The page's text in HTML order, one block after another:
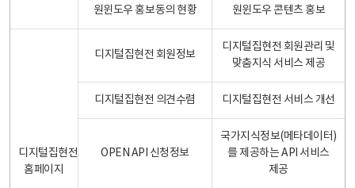
원윈도우 홍보동의 현황 원윈도우 콘텐츠 홍보
디지털집현전
홈페이지
디지털집현전 회원정보
디지털집현전 회원관리 및
맞춤지식 서비스 제공
디지털집현전 의견수렴 디지털집현전 서비스 개선
OPEN API 신청정보
국가지식정보(메타데이터)
를 제공하는 API 서비스
제공